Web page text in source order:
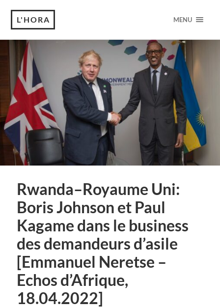
L'HORA MENU
Rwanda–Royaume Uni:
Boris Johnson et Paul
Kagame dans le business
des demandeurs d’asile
[Emmanuel Neretse –
Echos d’Afrique,
18.04.2022]